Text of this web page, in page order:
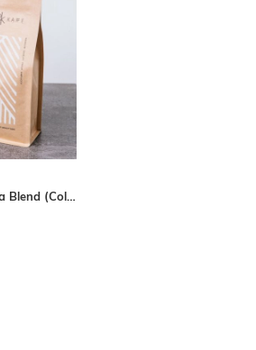
Cà Phê Central South America Blend (Colombia+Brazil)